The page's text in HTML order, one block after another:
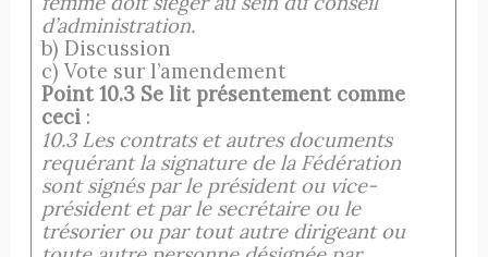
d’administration.
b) Discussion
c) Vote sur l’amendement
Point 10.3 Se lit présentement comme
ceci :
10.3 Les contrats et autres documents
requérant la signature de la Fédération
sont signés par le président ou vice-
président et par le secrétaire ou le
trésorier ou par tout autre dirigeant ou